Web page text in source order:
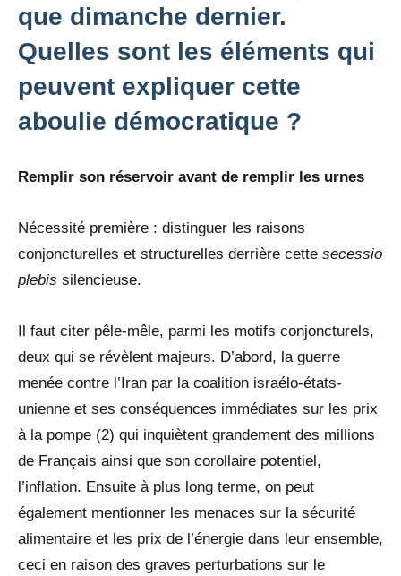
que dimanche dernier.
Quelles sont les éléments qui
peuvent expliquer cette
aboulie démocratique ?
Remplir son réservoir avant de remplir les urnes
Nécessité première : distinguer les raisons
conjoncturelles et structurelles derrière cette secessio
plebis silencieuse.
Il faut citer pêle-mêle, parmi les motifs conjoncturels,
deux qui se révèlent majeurs. D’abord, la guerre
menée contre l’Iran par la coalition israélo-états-
unienne et ses conséquences immédiates sur les prix
à la pompe (2) qui inquiètent grandement des millions
de Français ainsi que son corollaire potentiel,
l’inflation. Ensuite à plus long terme, on peut
également mentionner les menaces sur la sécurité
alimentaire et les prix de l’énergie dans leur ensemble,
ceci en raison des graves perturbations sur le